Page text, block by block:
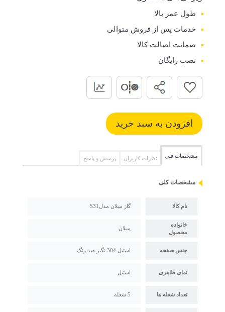
طول عمر بالا
خدمات پس از فروش متوالی
ضمانت اصالت کالا
نصب رایگان
مشخصات فنی نظرات کاربران پرسش و پاسخ
مشخصات کلی
نام کالا گاز میلان مدلS31
خانواده
محصول
میلان
جنس صفحه استیل 304 نگیر ضد زنگ
نمای ظاهری استیل
تعداد شعله ها 5 شعله